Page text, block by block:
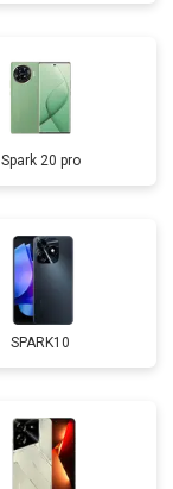
Spark 20 pro
SPARK10